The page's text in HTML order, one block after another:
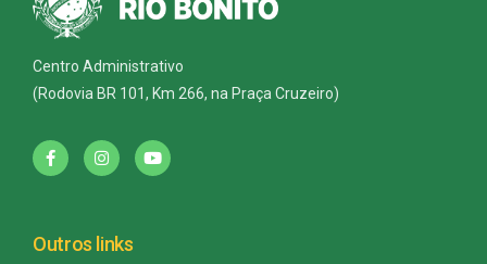
Centro Administrativo
(Rodovia BR 101, Km 266, na Praça Cruzeiro)
Outros links